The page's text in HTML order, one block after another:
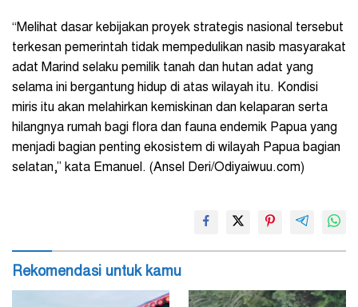
“Melihat dasar kebijakan proyek strategis nasional tersebut
terkesan pemerintah tidak mempedulikan nasib masyarakat
adat Marind selaku pemilik tanah dan hutan adat yang
selama ini bergantung hidup di atas wilayah itu. Kondisi
miris itu akan melahirkan kemiskinan dan kelaparan serta
hilangnya rumah bagi flora dan fauna endemik Papua yang
menjadi bagian penting ekosistem di wilayah Papua bagian
selatan,” kata Emanuel. (Ansel Deri/Odiyaiwuu.com)
Rekomendasi untuk kamu